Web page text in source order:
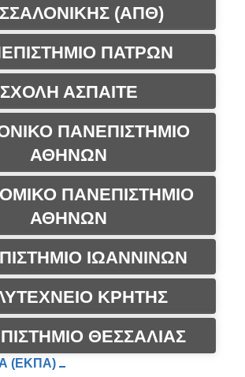
(ΑΠΘ)
ΠΑΤΡΩΝ
ΣΧΟΛΗ ΑΣΠΑΙΤΕ
ΠΑΝΕΠΙΣΤΗΜΙΟ
ΑΘΗΝΩΝ
ΠΑΝΕΠΙΣΤΗΜΙΟ
ΑΘΗΝΩΝ
ΙΩΑΝΝΙΝΩΝ
ΚΡΗΤΗΣ
ΘΕΣΣΑΛΙΑΣ
(ΕΚΠΑ)